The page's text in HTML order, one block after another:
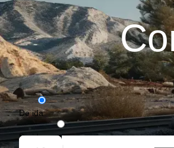
De ida
De ida e volta